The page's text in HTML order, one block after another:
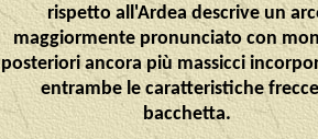
rispetto all'Ardea descrive un
maggiormente pronunciato con
posteriori ancora più massicci
entrambe le caratteristiche
bacchetta.